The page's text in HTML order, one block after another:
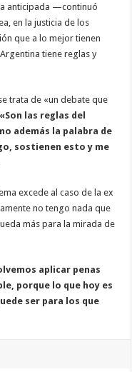
anticipada —continuó
en la justicia de los
que a lo mejor tienen
tiene reglas y
trata de «un debate que
«Son las reglas del
además la palabra de
sostienen esto y me
excede al caso de la ex
no tengo nada que
más para la mirada de
aplicar penas
porque lo que hoy es
ser para los que